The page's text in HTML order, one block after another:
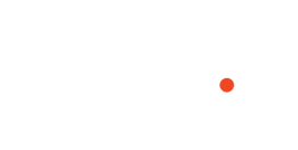
we provide you the best experience
to browse this website, you accept
us analyze how the website is used and
To learn more or to find out how
can access our